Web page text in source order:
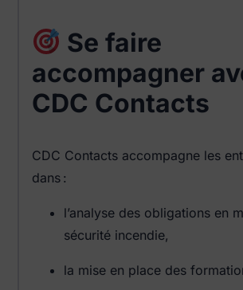
Se faire
accompagner
CDC Contacts
CDC Contacts accompagne les
dans :
l’analyse des obligations en
sécurité incendie,
la mise en place des